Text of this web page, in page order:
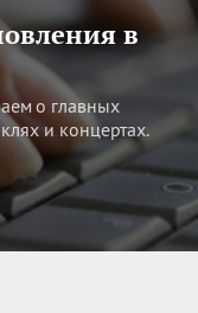
в
о главных
и концертах.